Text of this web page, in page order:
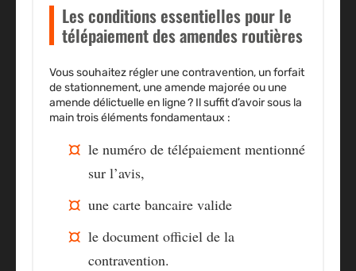
Les conditions essentielles pour le
télépaiement des amendes routières
Vous souhaitez régler une contravention, un forfait
de stationnement, une amende majorée ou une
amende délictuelle en ligne ? Il suffit d’avoir sous la
main trois éléments fondamentaux :
le numéro de télépaiement mentionné
sur l’avis,
une carte bancaire valide
le document officiel de la
contravention.